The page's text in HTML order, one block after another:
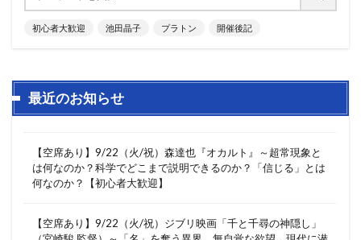
初心者大歓迎 池田晶子 プラトン 開催後記
最近のお知らせ
【空席あり】9/22（火/祝）森達也『オカルト』～超常現象と
は何なのか？科学でどこまで説明できるのか？「信じる」とは
何なのか？【初心者大歓迎】
【空席あり】9/22（火/祝）ジブリ映画「千と千尋の神隠し」